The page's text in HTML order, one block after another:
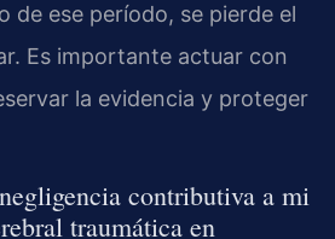
de ese período, se pierde el
Es importante actuar con
la evidencia y proteger
contributiva a mi
traumática en